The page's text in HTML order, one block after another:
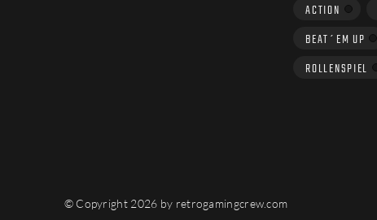
ACTION
BEAT´EM UP
ROLLENSPIEL
© Copyright 2026 by retrogamingcrew.com